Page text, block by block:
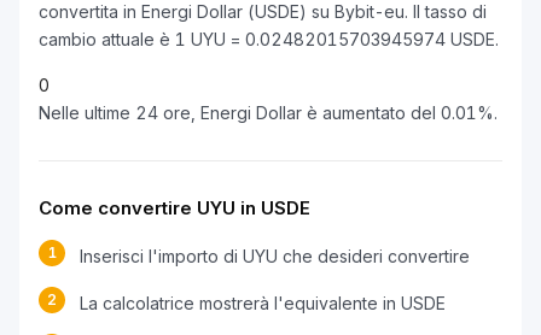
convertita in Energi Dollar (USDE) su Bybit-eu. Il tasso di
cambio attuale è 1 UYU = 0.02482015703945974 USDE.
0
Nelle ultime 24 ore, Energi Dollar è aumentato del 0.01%.
Come convertire UYU in USDE
1 Inserisci l'importo di UYU che desideri convertire
2 La calcolatrice mostrerà l'equivalente in USDE